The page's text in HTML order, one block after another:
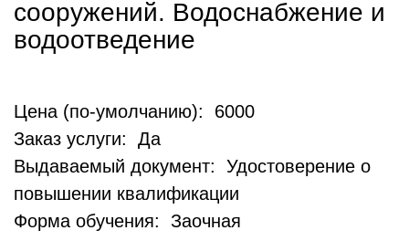
сооружений. Водоснабжение и
водоотведение
Цена (по-умолчанию): 6000
Заказ услуги: Да
Выдаваемый документ: Удостоверение о
повышении квалификации
Форма обучения: Заочная